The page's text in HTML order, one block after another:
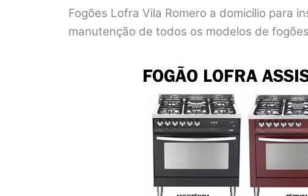
Fogões Lofra Vila Romero a domicílio para
manutenção de todos os modelos de